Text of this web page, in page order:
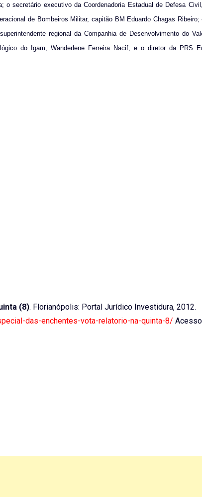
secretário executivo da Coordenadoria Estadual de Defesa
de Bombeiros Militar, capitão BM Eduardo Chagas Ribeiro;
regional da Companhia de Desenvolvimento do
do Igam, Wanderlene Ferreira Nacif; e o diretor da PRS
(8). Florianópolis: Portal Jurídico Investidura, 2012.
das-enchentes-vota-relatorio-na-quinta-8/